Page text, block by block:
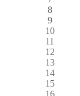
8
9
10
11
12
13
14
15
16